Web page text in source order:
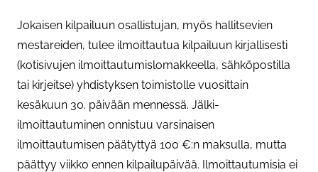
Jokaisen kilpailuun osallistujan, myös hallitsevien
mestareiden, tulee ilmoittautua kilpailuun kirjallisesti
(kotisivujen ilmoittautumislomakkeella, sähköpostilla
tai kirjeitse) yhdistyksen toimistolle vuosittain
kesäkuun 30. päivään mennessä. Jälki-
ilmoittautuminen onnistuu varsinaisen
ilmoittautumisen päätyttyä 100 €:n maksulla, mutta
päättyy viikko ennen kilpailupäivää. Ilmoittautumisia ei